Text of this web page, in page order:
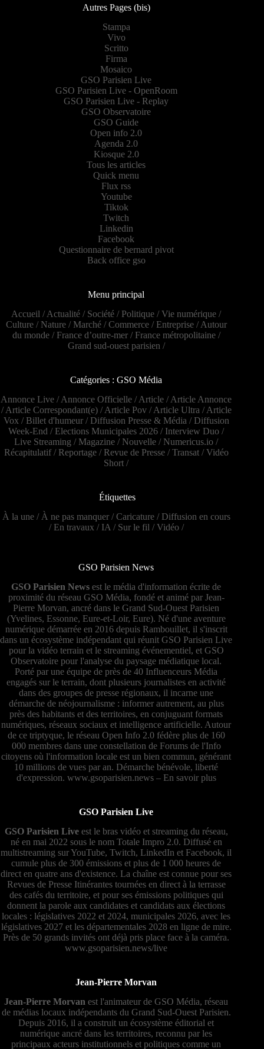
Autres Pages (bis)
Stampa
Vivo
Scritto
Firma
Mosaico
GSO Parisien Live
GSO Parisien Live - OpenRoom
GSO Parisien Live - Replay
GSO Observatoire
GSO Guide
Open info 2.0
Agenda 2.0
Kiosque 2.0
Tous les articles
Quick menu
Flux rss
Youtube
Tiktok
Twitch
Linkedin
Facebook
Questionnaire de bernard pivot
Back office gso
Menu principal
Accueil /Actualité / Société / Politique /Vie numérique /
Culture/ Nature/ Marché/Commerce/ Entreprise/Autour
du monde/ France d’outre-mer/ France métropolitaine/
Grand sud-ouest parisien /
Catégories : GSO Média
Annonce Live /Annonce Officielle /Article /Article Annonce
/Article Correspondant(e)/Article Pov/Article Ultra /Article
Vox / Billet d'humeur/ Diffusion Presse & Média / Diffusion
Week-End / Elections Municipales 2026 / Interview Duo /
Live Streaming / Magazine / Nouvelle / Numericus.io /
Récapitulatif/ Reportage/ Revue de Presse/Transat/Vidéo
Short /
Étiquettes
À la une/ À ne pas manquer/Caricature/ Diffusion en cours
/ En travaux / IA / Sur le fil /Vidéo/
GSO Parisien News
GSO Parisien News est le média d'information écrite de
proximité du réseau GSO Média, fondé et animé par Jean-
Pierre Morvan, ancré dans le Grand Sud-Ouest Parisien
(Yvelines, Essonne, Eure-et-Loir, Eure). Né d'une aventure
numérique démarrée en 2016 depuis Rambouillet, il s'inscrit
dans un écosystème indépendant qui réunit GSO Parisien Live
pour la vidéo terrain et le streaming événementiel, et GSO
Observatoire pour l'analyse du paysage médiatique local.
Porté par une équipe de près de 40 Influenceurs Média
engagés sur le terrain, dont plusieurs journalistes en activité
dans des groupes de presse régionaux, il incarne une
démarche de néojournalisme : informer autrement, au plus
près des habitants et des territoires, en conjuguant formats
numériques, réseaux sociaux et intelligence artificielle. Autour
de ce triptyque, le réseau Open Info 2.0 fédère plus de 160
000 membres dans une constellation de Forums de l'Info
citoyens où l'information locale est un bien commun, générant
10 millions de vues par an. Démarche bénévole, liberté
d'expression. www.gsoparisien.news– En savoir plus
GSO Parisien Live
GSO Parisien Liveest le bras vidéo et streaming du réseau,
né en mai 2022 sous le nom Totale Impro 2.0. Diffusé en
multistreaming sur YouTube, Twitch, LinkedIn et Facebook, il
cumule plus de 300 émissions et plus de 1 000 heures de
direct en quatre ans d'existence. La chaîne est connue pour ses
Revues de Presse Itinérantes tournées en direct à la terrasse
des cafés du territoire, et pour ses émissions politiques qui
donnent la parole aux candidates et candidats aux élections
locales : législatives 2022 et 2024, municipales 2026, avec les
législatives 2027 et les départementales 2028 en ligne de mire.
Près de 50 grands invités ont déjà pris place face à la caméra.
www.gsoparisien.news/live
Jean-Pierre Morvan
Jean-Pierre Morvan est l'animateur de GSO Média, réseau
de médias locaux indépendants du Grand Sud-Ouest Parisien.
Depuis 2016, il a construit un écosystème éditorial et
numérique ancré dans les territoires, reconnu par les
principaux acteurs institutionnels et politiques comme un